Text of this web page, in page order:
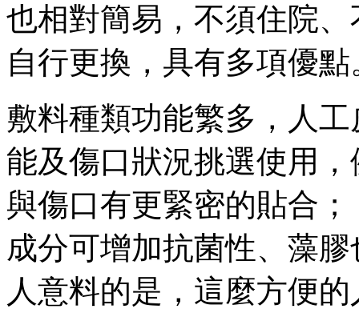
也相對簡易，不須住院
自行更換，具有多項優點
敷料種類功能繁多，人
能及傷口狀況挑選使用
與傷口有更緊密的貼合
成分可增加抗菌性、藻
人意料的是，這麼方便